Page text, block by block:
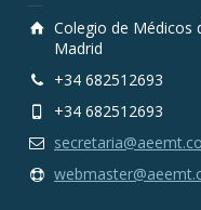
Colegio de Médicos
Madrid
+34 682512693
+34 682512693